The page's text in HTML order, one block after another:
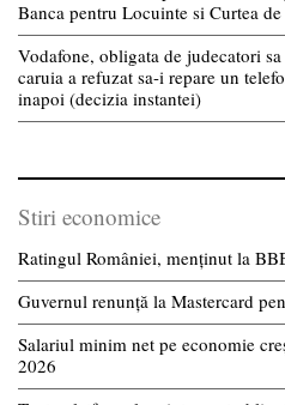
Banca pentru Locuinte si Curtea
Vodafone, obligata de judecatori
caruia a refuzat sa-i repare un
inapoi (decizia instantei)
Stiri economice
Ratingul României, menținut la
Guvernul renunță la Mastercard
Salariul minim net pe economie
2026